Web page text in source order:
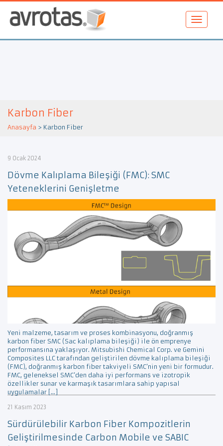
Karbon Fiber
Anasayfa > Karbon Fiber
9 Ocak 2024
Dövme Kalıplama Bileşiği (FMC): SMC
Yeteneklerini Genişletme
Yeni malzeme, tasarım ve proses kombinasyonu, doğranmış
karbon fiber SMC (Sac kalıplama bileşiği) ile ön emprenye
performansına yaklaşıyor. Mitsubishi Chemical Corp. ve Gemini
Composites LLC tarafından geliştirilen dövme kalıplama bileşiği
(FMC), doğranmış karbon fiber takviyeli SMC’nin yeni bir formudur.
FMC, geleneksel SMC’den daha iyi performans ve izotropik
özellikler sunar ve karmaşık tasarımlara sahip yapısal
uygulamalar […]
21 Kasım 2023
Sürdürülebilir Karbon Fiber Kompozitlerin
Geliştirilmesinde Carbon Mobile ve SABIC